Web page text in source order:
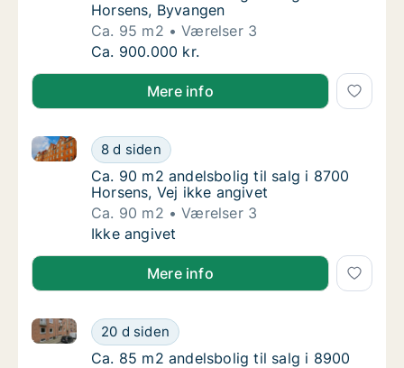
Horsens, Byvangen
Ca. 95 m2
Værelser 3
Ca. 95 m2 andelsbolig til salg i 8700
Ca. 900.000 kr.
Mere info
Ca. 90 m2 andelsbolig til salg i 8700
8 d siden
Ca. 90 m2 andelsbolig til salg i 8700 Horsens, Vej
Ca. 90 m2 andelsbolig til salg i 8700
Ca. 90 m2 andelsbolig til salg i 8700
Horsens, Vej ikke angivet
Ca. 90 m2
Værelser 3
Ca. 90 m2 andelsbolig til salg i 8700
Ikke angivet
Mere info
Ca. 85 m2 andelsbolig til salg i 8900
20 d siden
Ca. 85 m2 andelsbolig til salg i 8900 Randers C,
Ca. 85 m2 andelsbolig til salg i 8900
Ca. 85 m2 andelsbolig til salg i 8900